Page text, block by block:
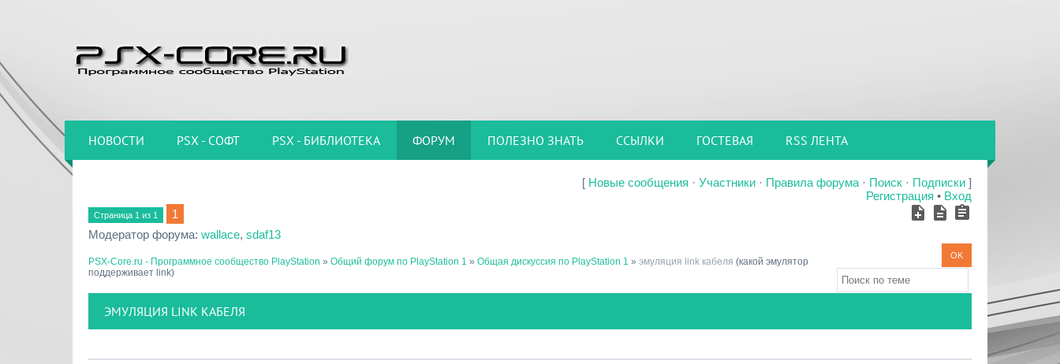
НОВОСТИ PSX - СОФТ PSX - БИБЛИОТЕКА ФОРУМ ПОЛЕЗНО ЗНАТЬ ССЫЛКИ ГОСТЕВАЯ RSS ЛЕНТА
[ Новые сообщения · Участники · Правила форума · Поиск · Подписки ]
Регистрация • Вход
Страница 1 из 1
1
Модератор форума: wallace, sdaf13
PSX-Core.ru - Программное сообщество PlayStation » Общий форум по PlayStation 1 » Общая дискуссия по PlayStation 1 » эмуляция link кабеля (какой эмулятор
поддерживает link)
ЭМУЛЯЦИЯ LINK КАБЕЛЯ